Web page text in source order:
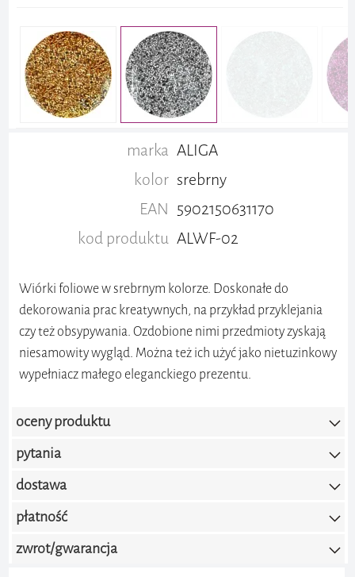
marka ALIGA
kolor srebrny
EAN 5902150631170
kod produktu ALWF-02
Wiórki foliowe w srebrnym kolorze. Doskonałe do
dekorowania prac kreatywnych, na przykład przyklejania
czy też obsypywania. Ozdobione nimi przedmioty zyskają
niesamowity wygląd. Można też ich użyć jako nietuzinkowy
wypełniacz małego eleganckiego prezentu.
oceny produktu
Dodaj ocenę
pytania
dostawa
płatność
zwrot/gwarancja